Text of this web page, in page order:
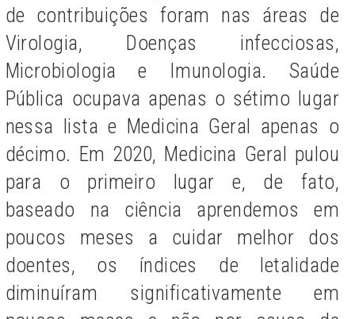
de contribuições foram nas áreas de
Virologia, Doenças infecciosas,
Microbiologia e Imunologia. Saúde
Pública ocupava apenas o sétimo lugar
nessa lista e Medicina Geral apenas o
décimo. Em 2020, Medicina Geral pulou
para o primeiro lugar e, de fato,
baseado na ciência aprendemos em
poucos meses a cuidar melhor dos
doentes, os índices de letalidade
diminuíram significativamente em